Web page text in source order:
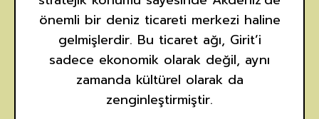
önemli bir deniz ticareti merkezi haline
gelmişlerdir. Bu ticaret ağı, Girit’i
sadece ekonomik olarak değil, aynı
zamanda kültürel olarak da
zenginleştirmiştir.